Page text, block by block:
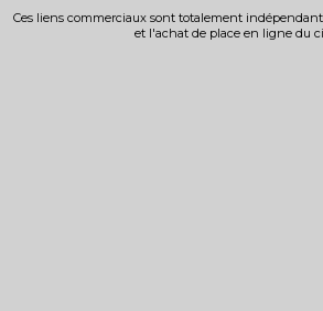
Ces liens commerciaux sont totalement
et l'achat de place en ligne du